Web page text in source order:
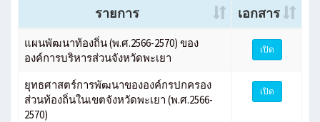
รายการ เอกสาร
แผนพัฒนาท้องถิ่น (พ.ศ.2566-2570) ของ
องค์การบริหารส่วนจังหวัดพะเยา
เปิด
ยุทธศาสตร์การพัฒนาขององค์กรปกครอง
ส่วนท้องถิ่นในเขตจังหวัดพะเยา (พ.ศ.2566-
2570)
เปิด